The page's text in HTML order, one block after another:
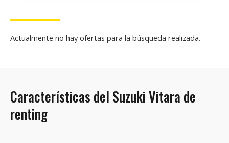
Actualmente no hay ofertas para la búsqueda realizada.
Características del Suzuki Vitara de
renting